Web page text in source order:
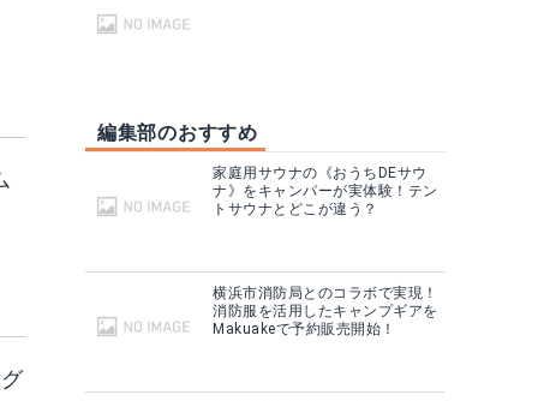
編集部のおすすめ
家庭用サウナの《おうちDEサウ
ナ》をキャンパーが実体験！テン
トサウナとどこが違う？
横浜市消防局とのコラボで実現！
消防服を活用したキャンプギアを
Makuakeで予約販売開始！